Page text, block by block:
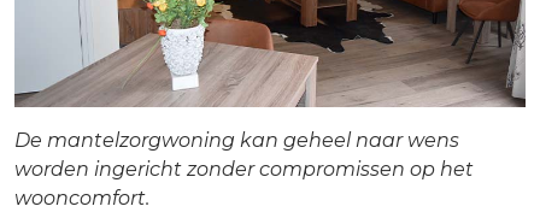
De mantelzorgwoning kan geheel naar wens
worden ingericht zonder compromissen op het
wooncomfort.